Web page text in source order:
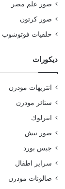
صور علم مصر
صور كرتون
خلفيات فوتوشوب
ديكورات
انتريهات مودرن
ستائر مودرن
انترلوك
صور نيش
جبس بورد
سراير اطفال
صالونات مودرن